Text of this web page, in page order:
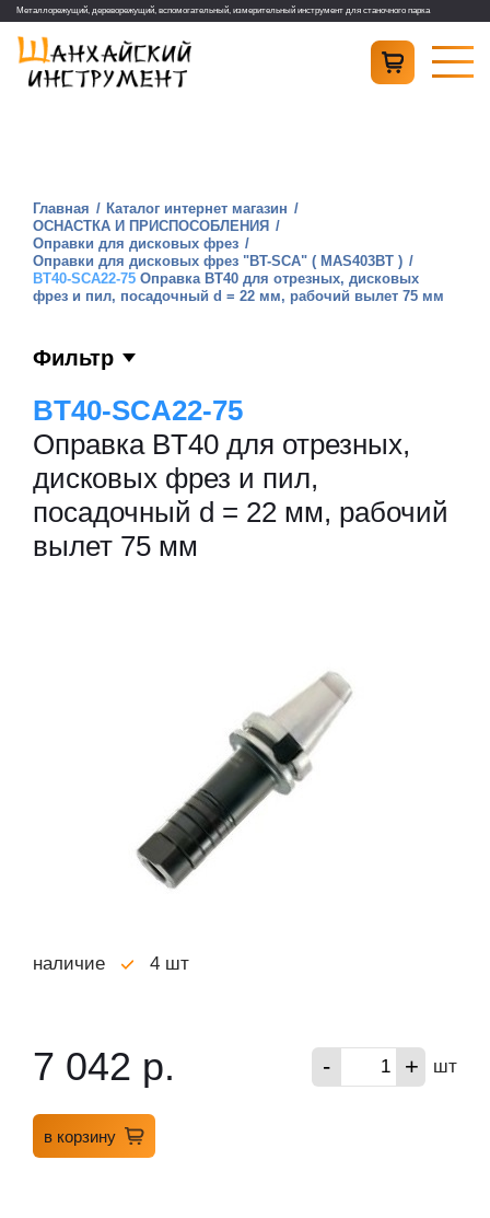
Металлорежущий, дереворежущий, вспомогательный, измерительный инструмент для станочного парка
Главная
Каталог интернет магазин
ОСНАСТКА И ПРИСПОСОБЛЕНИЯ
Оправки для дисковых фрез
Оправки для дисковых фрез "BT-SCA" ( MAS403BT )
BT40-SCA22-75 Оправка BT40 для отрезных, дисковых
фрез и пил, посадочный d = 22 мм, рабочий вылет 75 мм
Фильтр
BT40-SCA22-75
Оправка BT40 для отрезных,
дисковых фрез и пил,
посадочный d = 22 мм, рабочий
вылет 75 мм
наличие 4 шт
7 042 р. - + шт
в корзину